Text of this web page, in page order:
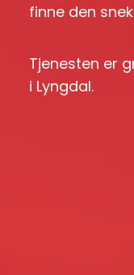
finne den
Tjenesten er
i Lyngdal.